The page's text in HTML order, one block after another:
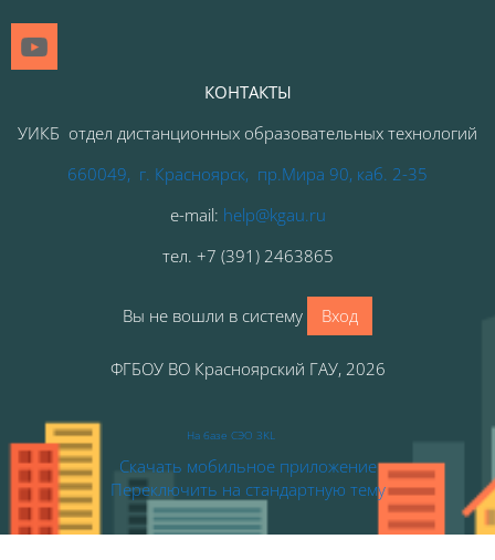
КОНТАКТЫ
УИКБ отдел дистанционных образовательных технологий
660049, г. Красноярск, пр.Мира 90, каб. 2-35
e-mail: help@kgau.ru
тел. +7 (391) 2463865
Вы не вошли в систему Вход
ФГБОУ ВО Красноярский ГАУ, 2026
На базе СЭО 3KL
Скачать мобильное приложение
Переключить на стандартную тему